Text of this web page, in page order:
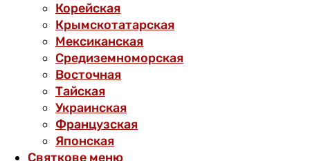
Корейская
Крымскотатарская
Мексиканская
Средиземноморская
Восточная
Тайская
Украинская
Французская
Японская
Святкове меню